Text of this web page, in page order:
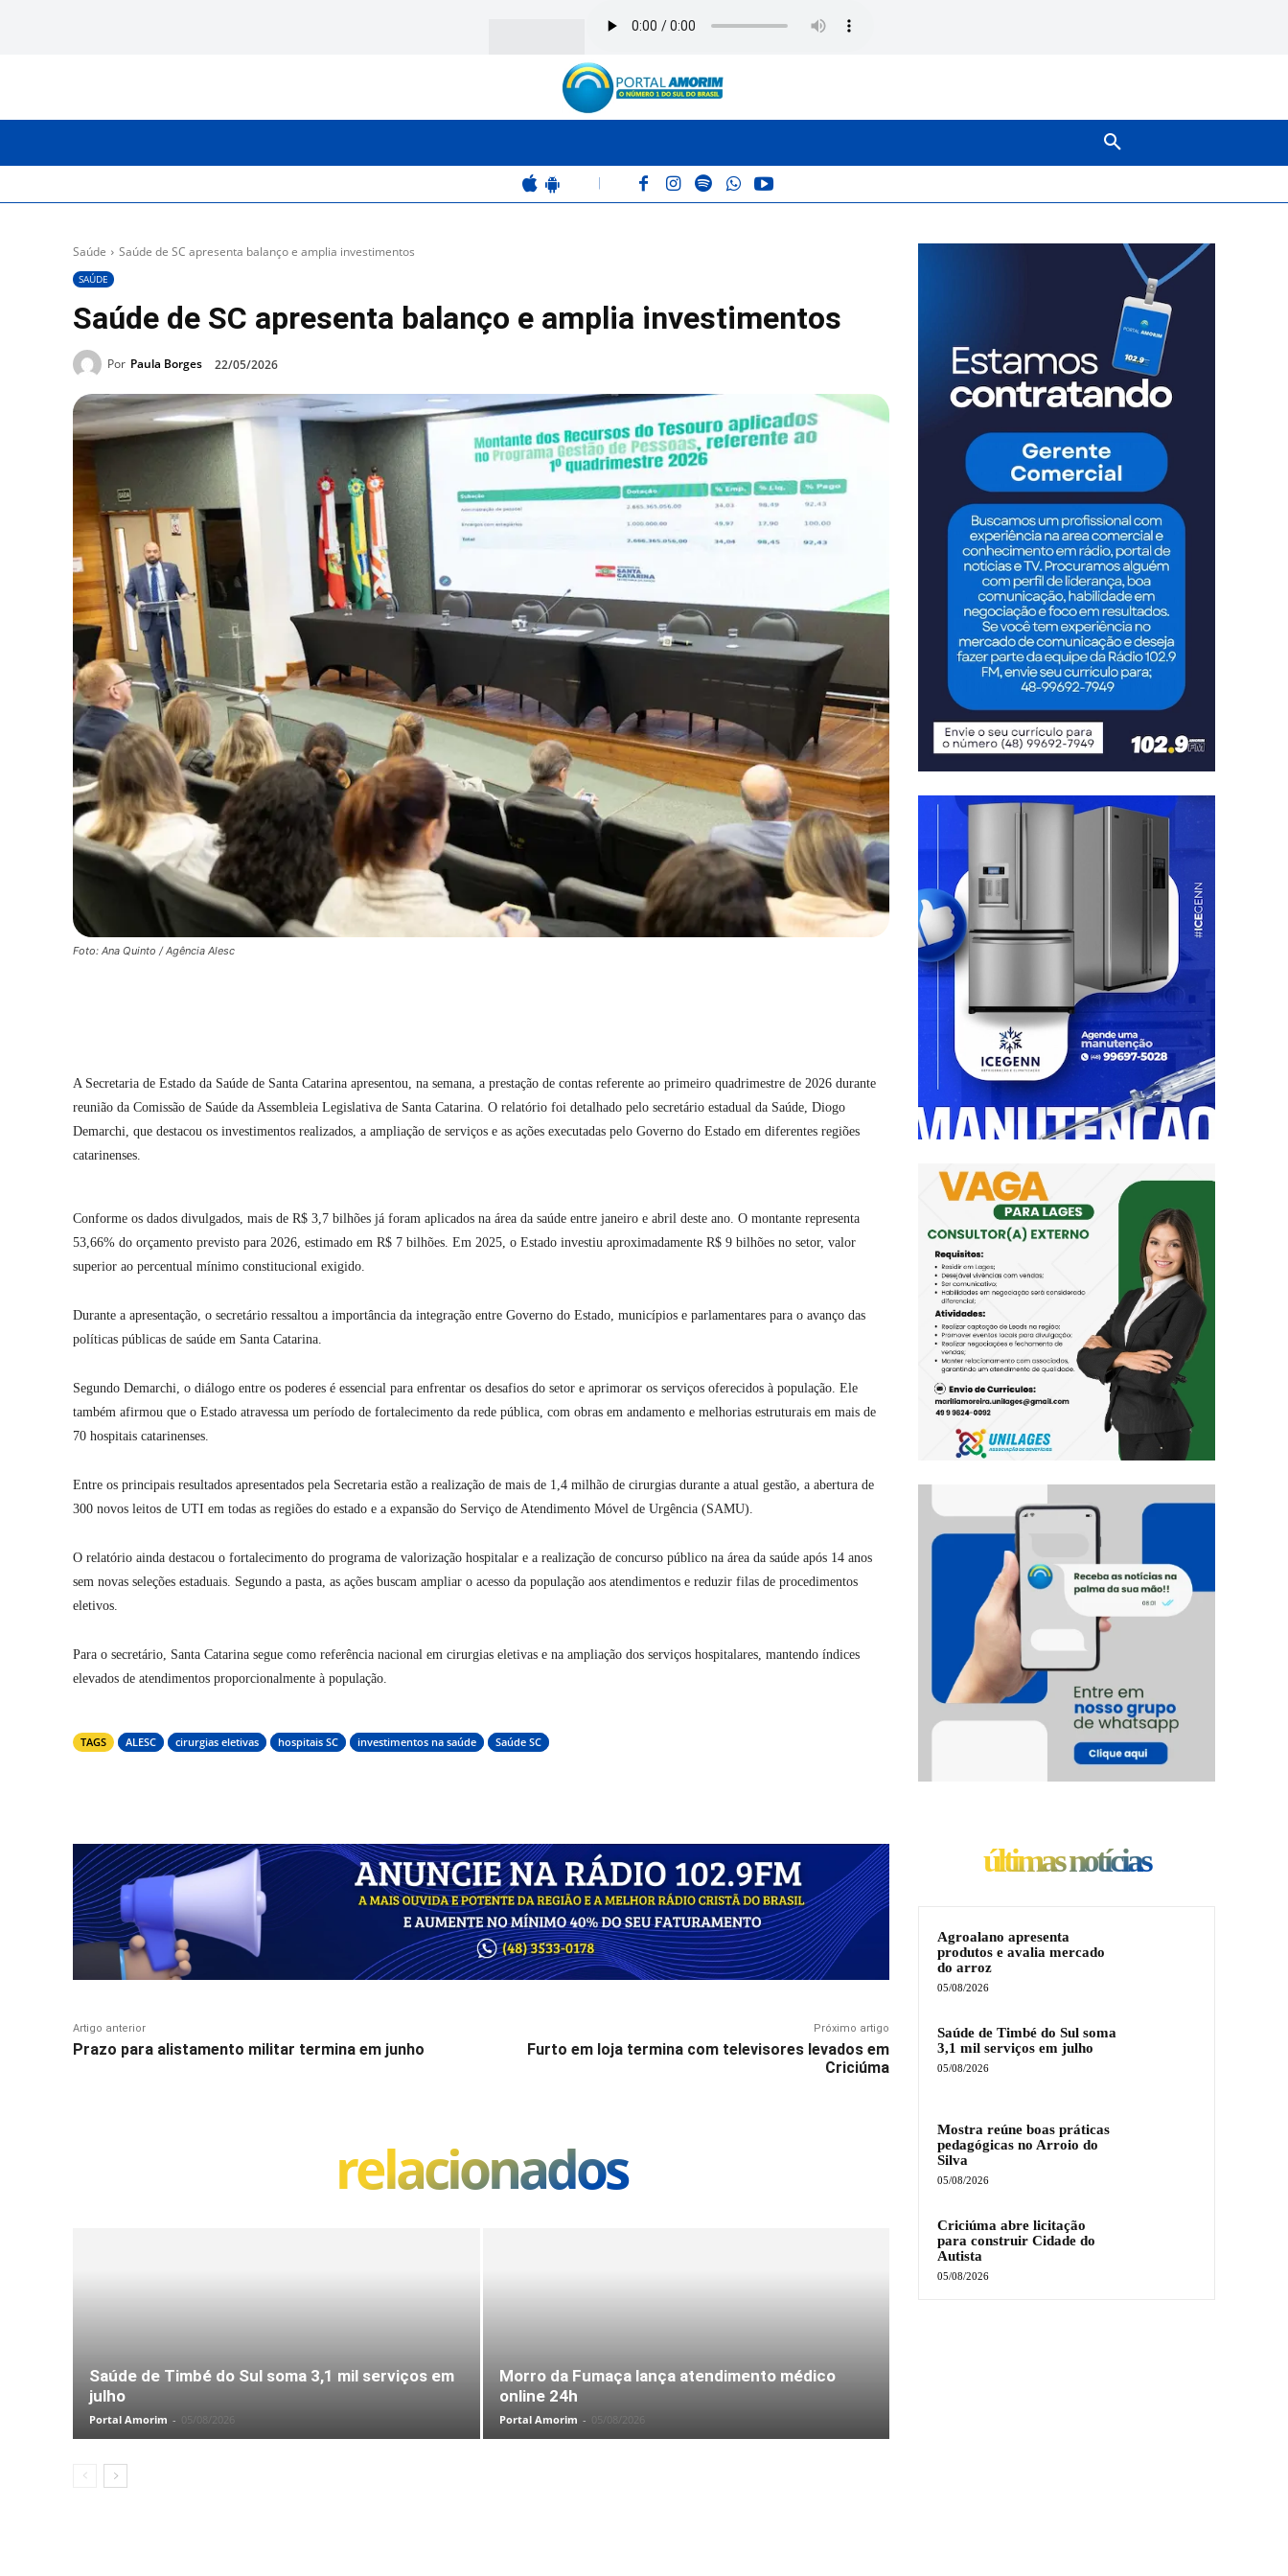
Saúde Saúde de SC apresenta balanço e amplia investimentos
SAÚDE
Saúde de SC apresenta balanço e amplia investimentos
Por Paula Borges 22/05/2026
Foto: Ana Quinto / Agência Alesc
A Secretaria de Estado da Saúde de Santa Catarina apresentou, na semana, a prestação de contas referente ao primeiro quadrimestre de 2026 durante
reunião da Comissão de Saúde da Assembleia Legislativa de Santa Catarina. O relatório foi detalhado pelo secretário estadual da Saúde, Diogo
Demarchi, que destacou os investimentos realizados, a ampliação de serviços e as ações executadas pelo Governo do Estado em diferentes regiões
catarinenses.
Conforme os dados divulgados, mais de R$ 3,7 bilhões já foram aplicados na área da saúde entre janeiro e abril deste ano. O montante representa
53,66% do orçamento previsto para 2026, estimado em R$ 7 bilhões. Em 2025, o Estado investiu aproximadamente R$ 9 bilhões no setor, valor
superior ao percentual mínimo constitucional exigido.
Durante a apresentação, o secretário ressaltou a importância da integração entre Governo do Estado, municípios e parlamentares para o avanço das
políticas públicas de saúde em Santa Catarina.
Segundo Demarchi, o diálogo entre os poderes é essencial para enfrentar os desafios do setor e aprimorar os serviços oferecidos à população. Ele
também afirmou que o Estado atravessa um período de fortalecimento da rede pública, com obras em andamento e melhorias estruturais em mais de
70 hospitais catarinenses.
Entre os principais resultados apresentados pela Secretaria estão a realização de mais de 1,4 milhão de cirurgias durante a atual gestão, a abertura de
300 novos leitos de UTI em todas as regiões do estado e a expansão do Serviço de Atendimento Móvel de Urgência (SAMU).
O relatório ainda destacou o fortalecimento do programa de valorização hospitalar e a realização de concurso público na área da saúde após 14 anos
sem novas seleções estaduais. Segundo a pasta, as ações buscam ampliar o acesso da população aos atendimentos e reduzir filas de procedimentos
eletivos.
Para o secretário, Santa Catarina segue como referência nacional em cirurgias eletivas e na ampliação dos serviços hospitalares, mantendo índices
elevados de atendimentos proporcionalmente à população.
TAGS ALESC cirurgias eletivas hospitais SC investimentos na saúde Saúde SC
Artigo anterior
Prazo para alistamento militar termina em junho
Próximo artigo
Furto em loja termina com televisores levados em
Criciúma
relacionados
Saúde de Timbé do Sul soma 3,1 mil serviços em
julho
Portal Amorim - 05/08/2026
Morro da Fumaça lança atendimento médico
online 24h
Portal Amorim - 05/08/2026
últimas notícias
Agroalano apresenta
produtos e avalia mercado
do arroz
05/08/2026
Saúde de Timbé do Sul soma
3,1 mil serviços em julho
05/08/2026
Mostra reúne boas práticas
pedagógicas no Arroio do
Silva
05/08/2026
Criciúma abre licitação
para construir Cidade do
Autista
05/08/2026